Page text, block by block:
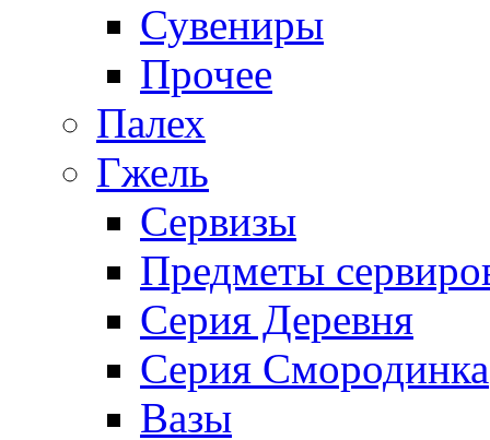
Сувениры
Прочее
Палех
Гжель
Сервизы
Предметы
Серия Деревня
Серия Смородинка
Вазы